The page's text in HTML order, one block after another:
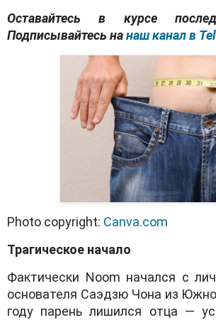
Оставайтесь в курсе
Подписывайтесь нанаш канал в
Photo copyright: Canva.com
Трагическое начало
Фактически Noom начался с
основателя Саэдзю Чона из
году парень лишился отца —